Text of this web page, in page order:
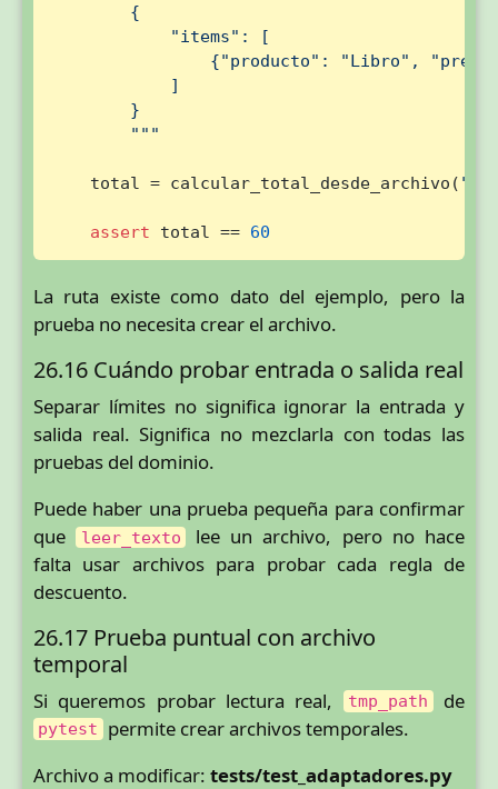
        {
            "items": [
{"producto": "Libro",
            ]
        }
        """
    total = calcular_total_desde_archivo(
assert total == 60
La ruta existe como dato del ejemplo, pero la
prueba no necesita crear el archivo.
26.16 Cuándo probar entrada o salida real
Separar límites no significa ignorar la entrada y
salida real. Significa no mezclarla con todas las
pruebas del dominio.
Puede haber una prueba pequeña para confirmar
que leer_texto lee un archivo, pero no hace
falta usar archivos para probar cada regla de
descuento.
26.17 Prueba puntual con archivo
temporal
Si queremos probar lectura real, tmp_path de
pytest permite crear archivos temporales.
Archivo a modificar: tests/test_adaptadores.py